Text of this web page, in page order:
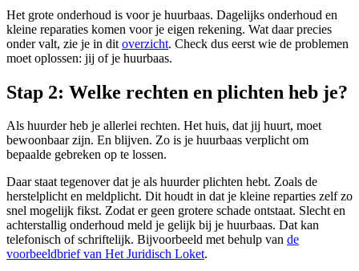
Het grote onderhoud is voor je huurbaas. Dagelijks onderhoud en
kleine reparaties komen voor je eigen rekening. Wat daar precies
onder valt, zie je in dit overzicht. Check dus eerst wie de problemen
moet oplossen: jij of je huurbaas.
Stap 2: Welke rechten en plichten heb je?
Als huurder heb je allerlei rechten. Het huis, dat jij huurt, moet
bewoonbaar zijn. En blijven. Zo is je huurbaas verplicht om
bepaalde gebreken op te lossen.
Daar staat tegenover dat je als huurder plichten hebt. Zoals de
herstelplicht en meldplicht. Dit houdt in dat je kleine reparties zelf zo
snel mogelijk fikst. Zodat er geen grotere schade ontstaat. Slecht en
achterstallig onderhoud meld je gelijk bij je huurbaas. Dat kan
telefonisch of schriftelijk. Bijvoorbeeld met behulp van de
voorbeeldbrief van Het Juridisch Loket.